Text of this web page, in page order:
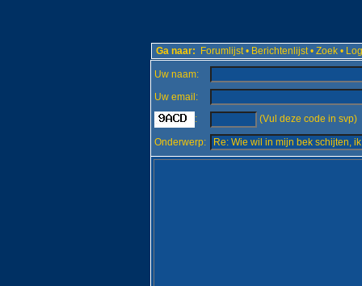
Ga naar: Forumlijst • Berichtenlijst • Zoek •
Uw naam:
Uw email:
:
(Vul deze code in svp)
Onderwerp: